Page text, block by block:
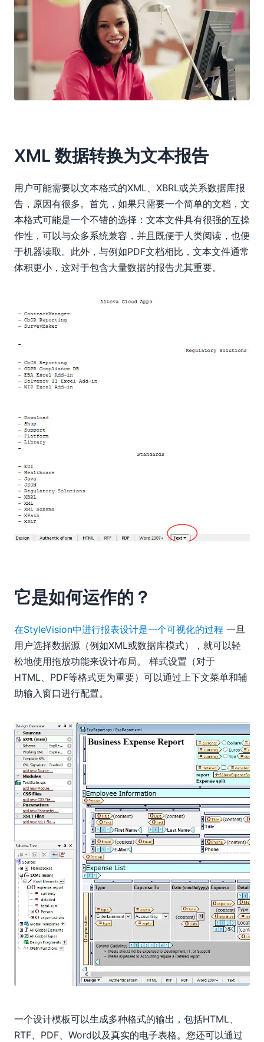
XML 数据转换为文本报告
用户可能需要以文本格式的XML、XBRL或关系数据库报
告，原因有很多。首先，如果只需要一个简单的文档，文
本格式可能是一个不错的选择：文本文件具有很强的互操
作性，可以与众多系统兼容，并且既便于人类阅读，也便
于机器读取。此外，与例如PDF文档相比，文本文件通常
体积更小，这对于包含大量数据的报告尤其重要。
它是如何运作的？
在StyleVision中进行报表设计是一个可视化的过程 一旦
用户选择数据源（例如XML或数据库模式），就可以轻
松地使用拖放功能来设计布局。 样式设置（对于
HTML、PDF等格式更为重要）可以通过上下文菜单和辅
助输入窗口进行配置。
一个设计模板可以生成多种格式的输出，包括HTML、
RTF、PDF、Word以及真实的电子表格。您还可以通过